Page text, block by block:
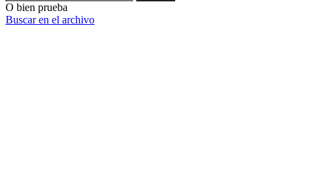
O bien prueba
Buscar en el archivo